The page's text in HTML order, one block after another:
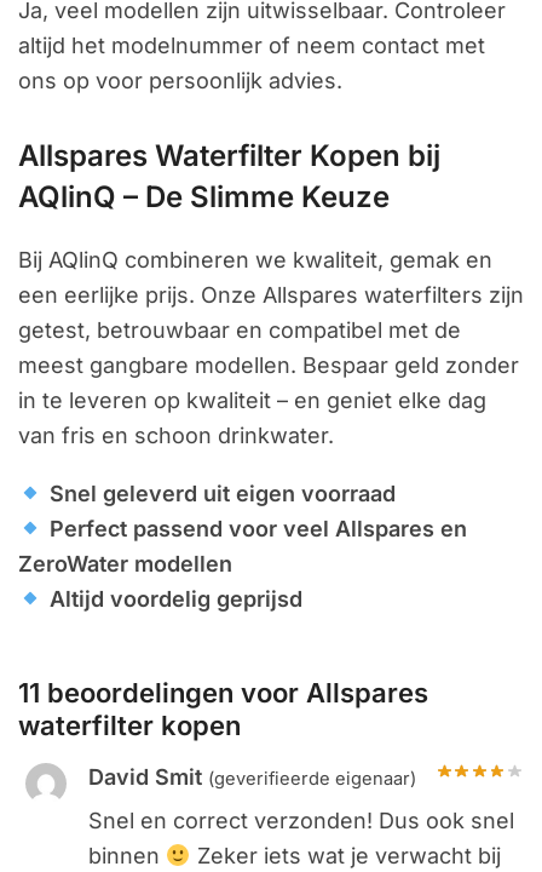
Ja, veel modellen zijn uitwisselbaar. Controleer
altijd het modelnummer of neem contact met
ons op voor persoonlijk advies.
Allspares Waterfilter Kopen bij
AQlinQ – De Slimme Keuze
Bij AQlinQ combineren we kwaliteit, gemak en
een eerlijke prijs. Onze Allspares waterfilters zijn
getest, betrouwbaar en compatibel met de
meest gangbare modellen. Bespaar geld zonder
in te leveren op kwaliteit – en geniet elke dag
van fris en schoon drinkwater.
Snel geleverd uit eigen voorraad
Perfect passend voor veel Allspares en
ZeroWater modellen
Altijd voordelig geprijsd
11 beoordelingen voor Allspares
waterfilter kopen
David Smit (geverifieerde eigenaar)
Snel en correct verzonden! Dus ook snel
binnen
Zeker iets wat je verwacht bij